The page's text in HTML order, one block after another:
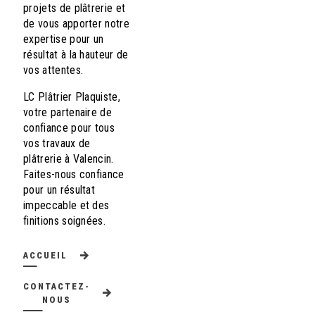
projets de plâtrerie et
de vous apporter notre
expertise pour un
résultat à la hauteur de
vos attentes.
LC Plâtrier Plaquiste,
votre partenaire de
confiance pour tous
vos travaux de
plâtrerie à Valencin.
Faites-nous confiance
pour un résultat
impeccable et des
finitions soignées.
ACCUEIL
CONTACTEZ-
NOUS